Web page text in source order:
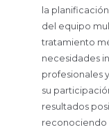
la
del equipo
tratamiento
necesidades
profesionales
su
resultados
reconociendo